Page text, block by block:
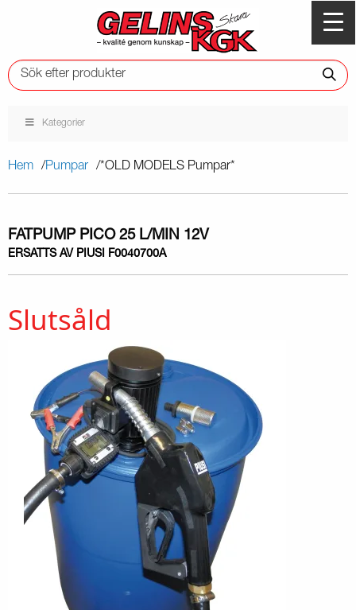
Kategorier
Hem Pumpar *OLD MODELS Pumpar*
FATPUMP PICO 25 L/MIN 12V
ERSATTS AV PIUSI F0040700A
Slutsåld